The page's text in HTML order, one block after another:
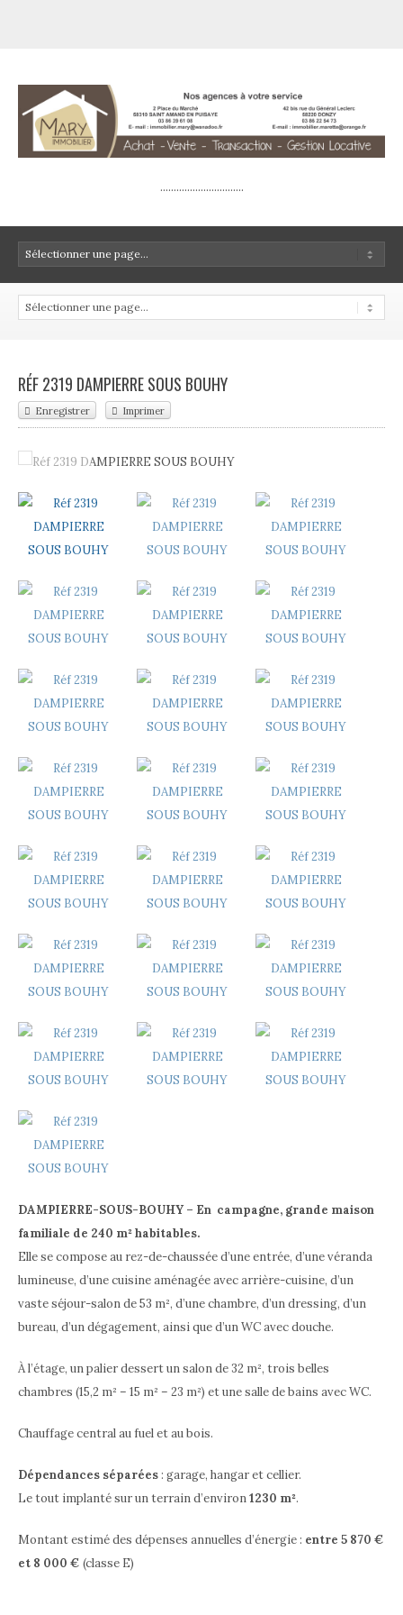
...............................
RÉF 2319 DAMPIERRE SOUS BOUHY
Enregistrer Imprimer
DAMPIERRE-SOUS-BOUHY – En campagne, grande maison
familiale de 240 m² habitables.
Elle se compose au rez-de-chaussée d’une entrée, d’une véranda
lumineuse, d’une cuisine aménagée avec arrière-cuisine, d’un
vaste séjour-salon de 53 m², d’une chambre, d’un dressing, d’un
bureau, d’un dégagement, ainsi que d’un WC avec douche.
À l’étage, un palier dessert un salon de 32 m², trois belles
chambres (15,2 m² – 15 m² – 23 m²) et une salle de bains avec WC.
Chauffage central au fuel et au bois.
Dépendances séparées : garage, hangar et cellier.
Le tout implanté sur un terrain d’environ1230 m².
Montant estimé des dépenses annuelles d’énergie : entre 5 870 €
et 8 000 € (classe E)